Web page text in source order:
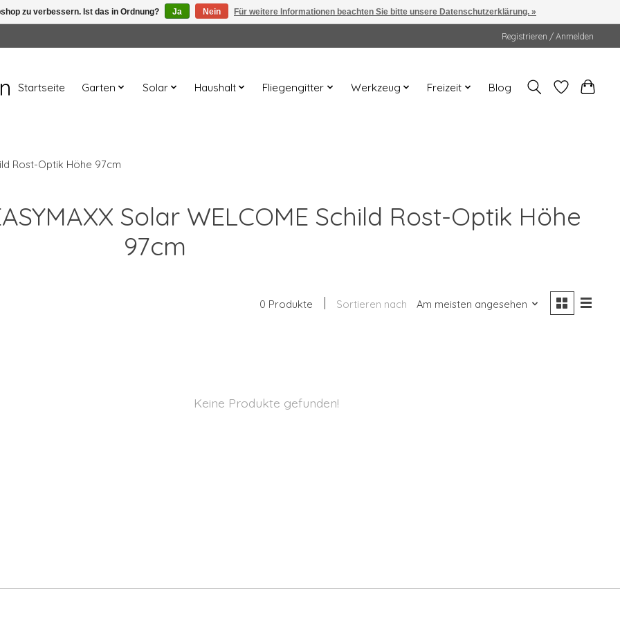
Registrieren / Anmelden
Startseite Garten Solar Haushalt Fliegengitter Werkzeug Freizeit Blog
Rost-Optik Höhe 97cm
Solar WELCOME Schild Rost-Optik Höhe
97cm
0 Produkte Sortieren nach Am meisten angesehen
Keine Produkte gefunden!
zu verbessern. Ist das in Ordnung? Ja Nein Für weitere Informationen beachten Sie bitte unsere Datenschutzerklärung. »